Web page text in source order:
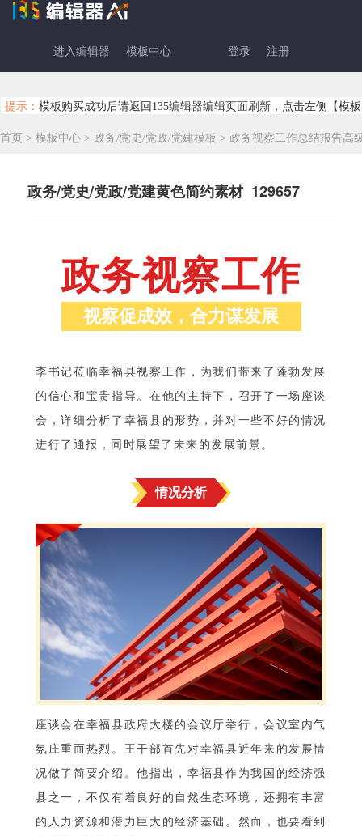
进入编辑器 模板中心 登录 注册
提示： 模板购买成功后请返回135编辑器编辑页面刷新，点击左侧【模
首页 > 模板中心 > 政务/党史/党政/党建模板 > 政务视察工作总结报告高
政务/党史/党政/党建黄色简约素材 129657
政务视察工作
视察促成效，合力谋发展
李书记莅临幸福县视察工作，为我们带来了蓬勃发展
的信心和宝贵指导。在他的主持下，召开了一场座谈
会，详细分析了幸福县的形势，并对一些不好的情况
进行了通报，同时展望了未来的发展前景。
情况分析
座谈会在幸福县政府大楼的会议厅举行，会议室内气
氛庄重而热烈。王干部首先对幸福县近年来的发展情
况做了简要介绍。他指出，幸福县作为我国的经济强
县之一，不仅有着良好的自然生态环境，还拥有丰富
的人力资源和潜力巨大的经济基础。然而，也要看到